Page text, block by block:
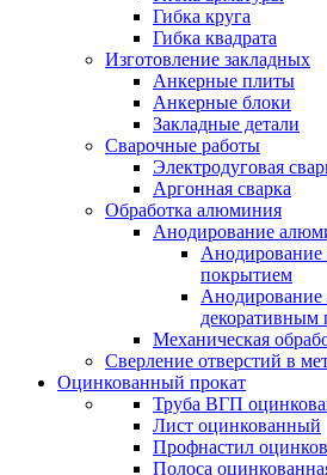
Гибка круга
Гибка квадрата
Изготовление закладных
Анкерные плиты
Анкерные блоки
Закладные детали
Сварочные работы
Электродуговая
Аргонная сварка
Обработка алюминия
Анодирование
покрытием
декоративным
Механическая
Сверление отверстий в
Оцинкованный прокат
Труба ВГП
Лист оцинкованный
Профнастил
Полоса